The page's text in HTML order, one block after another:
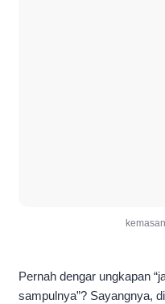
Pernah dengar ungkapan
sampulnya”? Sayangnya,